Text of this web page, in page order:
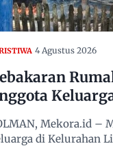
4 Agustus 2026
Mekora.id –
di Kelurahan